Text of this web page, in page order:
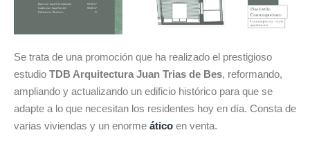
Se trata de una promoción que ha realizado el prestigioso
estudio TDB Arquitectura Juan Trias de Bes, reformando,
ampliando y actualizando un edificio histórico para que se
adapte a lo que necesitan los residentes hoy en día. Consta de
varias viviendas y un enorme ático en venta.